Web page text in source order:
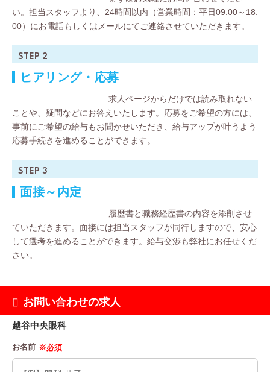
い。担当スタッフより、24時間以内（営業時間：平日09:00～18:
00）にお電話もしくはメールにてご連絡させていただきます。
STEP 2
ヒアリング・応募
求人ページからだけでは読み取れない
ことや、疑問などにお答えいたします。応募をご希望の方には、
事前にご希望の給与もお聞かせいただき、給与アップが叶うよう
応募手続きを進めることができます。
STEP 3
面接～内定
履歴書と職務経歴書の内容を添削させ
ていただきます。面接には担当スタッフが同行しますので、安心
して選考を進めることができます。給与交渉も弊社にお任せくだ
さい。
お問い合わせの求人
越谷中央眼科
お名前 ※必須